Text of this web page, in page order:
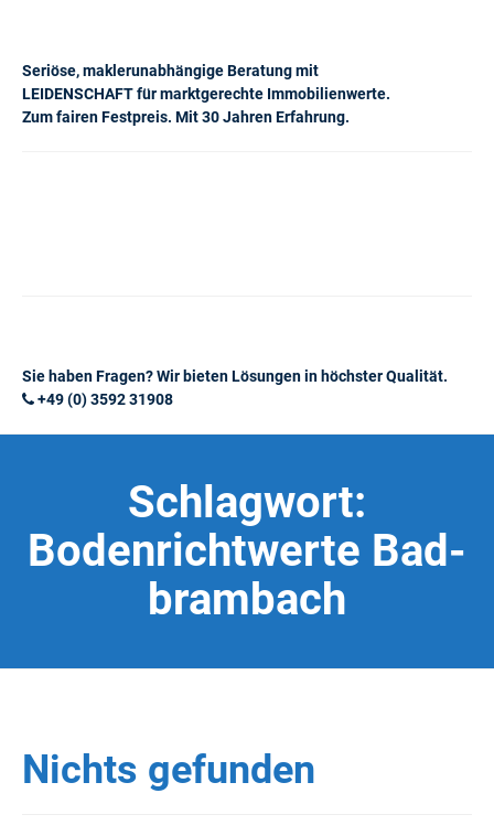
Seriöse, maklerunabhängige Beratung mit
LEIDENSCHAFT für marktgerechte Immobilienwerte.
Zum fairen Festpreis. Mit 30 Jahren Erfahrung.
Sie haben Fragen? Wir bieten Lösungen in höchster Qualität.
+49 (0) 3592 31908
Schlagwort:
Bodenrichtwerte Bad-
brambach
Nichts gefunden